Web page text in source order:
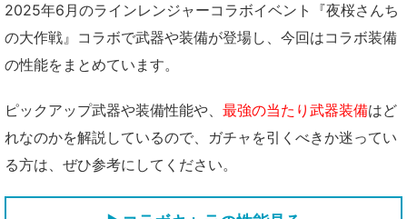
2025年6月のラインレンジャーコラボイベント『夜桜さんち
の大作戦』コラボで武器や装備が登場し、今回はコラボ装備
の性能をまとめています。
ピックアップ武器や装備性能や、 最強の当たり武器装備はど
れなのかを解説しているので、ガチャを引くべきか迷ってい
る方は、ぜひ参考にしてください。